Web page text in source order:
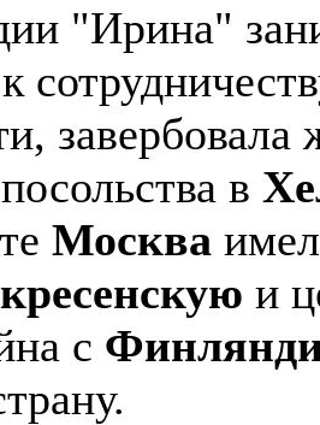
"Ирина"
завербовала
в
Москва
и
с